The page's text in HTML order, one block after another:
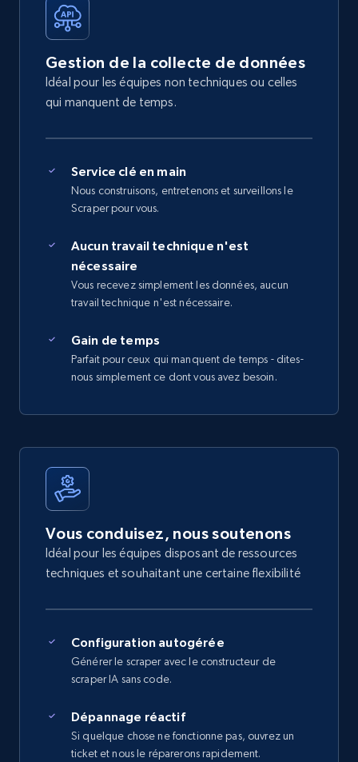
Gestion de la collecte de données
Idéal pour les équipes non techniques ou celles
qui manquent de temps.
Service clé en main
Nous construisons, entretenons et surveillons le
Scraper pour vous.
Aucun travail technique n'est
nécessaire
Vous recevez simplement les données, aucun
travail technique n'est nécessaire.
Gain de temps
Parfait pour ceux qui manquent de temps - dites-
nous simplement ce dont vous avez besoin.
Vous conduisez, nous soutenons
Idéal pour les équipes disposant de ressources
techniques et souhaitant une certaine flexibilité
Configuration autogérée
Générer le scraper avec le constructeur de
scraper IA sans code.
Dépannage réactif
Si quelque chose ne fonctionne pas, ouvrez un
ticket et nous le réparerons rapidement.